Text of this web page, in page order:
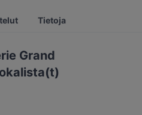
Tietoja
Grand